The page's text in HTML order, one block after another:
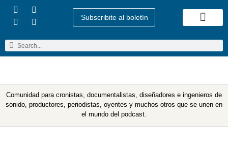
Subscribite al boletín
Comunidad para cronistas, documentalistas, diseñadores e ingenieros de
sonido, productores, periodistas, oyentes y muchos otros que se unen en
el mundo del podcast.